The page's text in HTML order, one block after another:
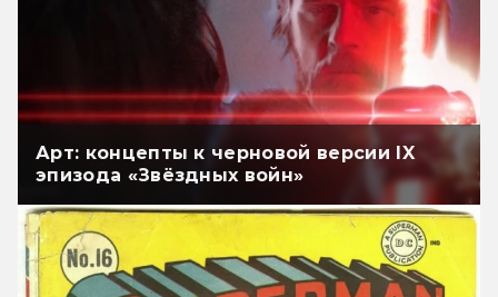
Арт: концепты к черновой версии IX
эпизода «Звёздных войн»